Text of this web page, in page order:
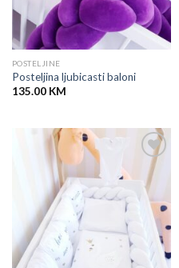
POSTELJINE
Posteljina ljubicasti baloni
135.00 KM